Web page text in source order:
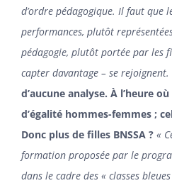
d’ordre pédagogique. Il faut que
performances, plutôt
pédagogie, plutôt portée par les
capter davantage – se rejoignent.
d’aucune analyse. À l’heure
d’égalité hommes-femmes ;
Donc plus de filles BNSSA ? «
formation proposée par le
dans le cadre des « classes